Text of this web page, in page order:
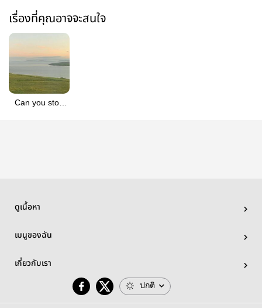
เรื่องที่คุณอาจจะสนใจ
Can you stop
ดูเนื้อหา
เมนูของฉัน
เกี่ยวกับเรา
ปกติ